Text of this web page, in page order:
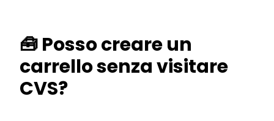
🧰 Posso creare un
carrello senza visitare
CVS?